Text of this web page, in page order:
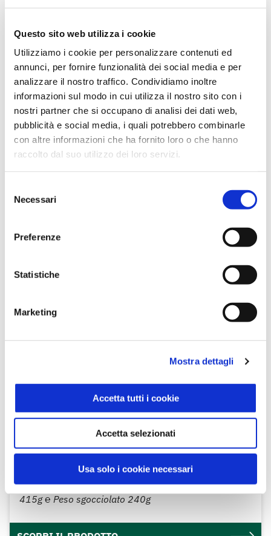
Questo sito web utilizza i cookie
Utilizziamo i cookie per personalizzare contenuti ed
annunci, per fornire funzionalità dei social media e per
analizzare il nostro traffico. Condividiamo inoltre
informazioni sul modo in cui utilizza il nostro sito con i
nostri partner che si occupano di analisi dei dati web,
pubblicità e social media, i quali potrebbero combinarle
con altre informazioni che ha fornito loro o che hanno
raccolto dal suo utilizzo dei loro servizi.
delNecessari
Preferenze
Statistiche
Marketing
Mostra dettagli
Accetta tutti i cookie
Accetta selezionati
Usa solo i cookie necessari
Pesche allo sciroppo 415 g
Sisa
Pesche allo sciroppo 415 g
Sisa
415g ℮ Peso sgocciolato 240g